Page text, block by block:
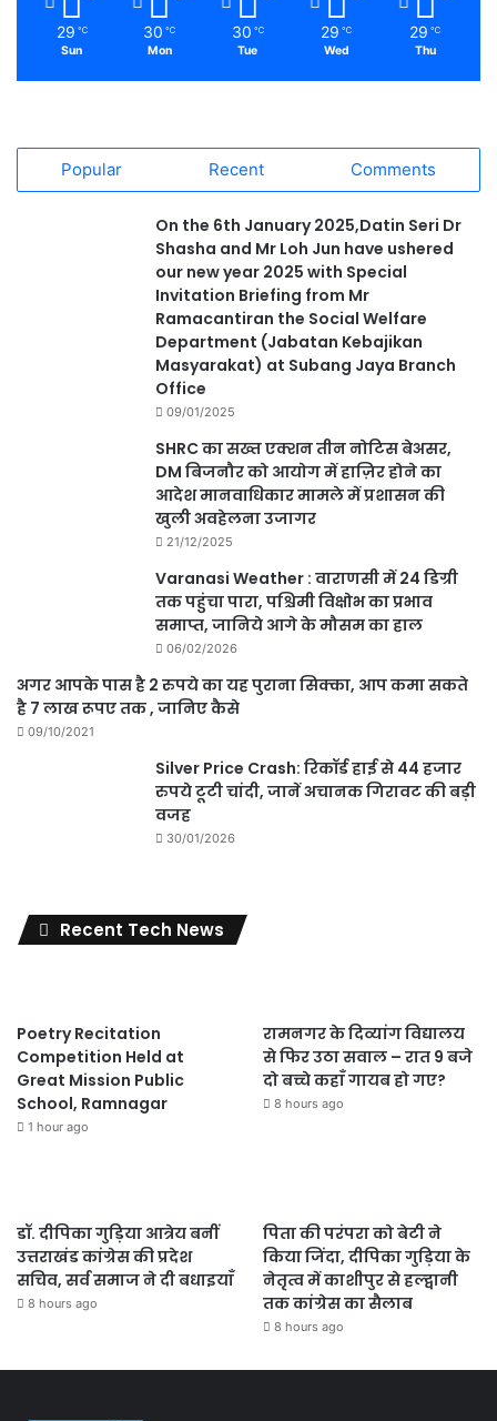
29 ℃
Sun
30 ℃
Mon
30 ℃
Tue
29 ℃
Wed
29 ℃
Thu
Popular Recent Comments
On the 6th January 2025,Datin Seri Dr
Shasha and Mr Loh Jun have ushered
our new year 2025 with Special
Invitation Briefing from Mr
Ramacantiran the Social Welfare
Department (Jabatan Kebajikan
Masyarakat) at Subang Jaya Branch
Office
09/01/2025
SHRC का सख्त एक्शन तीन नोटिस बेअसर,
DM बिजनौर को आयोग में हाज़िर होने का
आदेश मानवाधिकार मामले में प्रशासन की
खुली अवहेलना उजागर
21/12/2025
Varanasi Weather : वाराणसी में 24 डिग्री
तक पहुंचा पारा, पश्चिमी विक्षोभ का प्रभाव
समाप्त, जानिये आगे के मौसम का हाल
06/02/2026
अगर आपके पास है 2 रुपये का यह पुराना सिक्का, आप कमा सकते
है 7 लाख रूपए तक , जानिए कैसे
09/10/2021
Silver Price Crash: रिकॉर्ड हाई से 44 हजार
रुपये टूटी चांदी, जानें अचानक गिरावट की बड़ी
वजह
30/01/2026
Recent Tech News
Poetry Recitation
Competition Held at
Great Mission Public
School, Ramnagar
1 hour ago
रामनगर के दिव्यांग विद्यालय
से फिर उठा सवाल – रात 9 बजे
दो बच्चे कहाँ गायब हो गए?
8 hours ago
डॉ. दीपिका गुड़िया आत्रेय बनीं
उत्तराखंड कांग्रेस की प्रदेश
सचिव, सर्व समाज ने दी बधाइयाँ
8 hours ago
पिता की परंपरा को बेटी ने
किया जिंदा, दीपिका गुड़िया के
नेतृत्व में काशीपुर से हल्द्वानी
तक कांग्रेस का सैलाब
8 hours ago